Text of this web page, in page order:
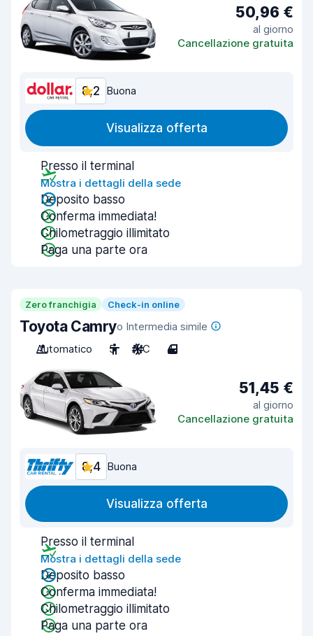
50,96 €
al giorno
Cancellazione gratuita
8,2 Buona
Visualizza offerta
Presso il terminal
Mostra i dettagli della sede
Deposito basso
Conferma immediata!
Chilometraggio illimitato
Paga una parte ora
Zero franchigia Check-in online
Toyota Camryo Intermedia simile
Automatico
5 A/C 4
51,45 €
al giorno
Cancellazione gratuita
8,4 Buona
Visualizza offerta
Presso il terminal
Mostra i dettagli della sede
Deposito basso
Conferma immediata!
Chilometraggio illimitato
Paga una parte ora